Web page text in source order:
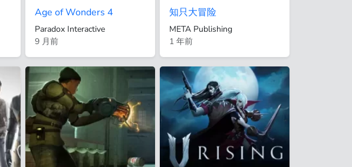
Age of Wonders 4
Paradox Interactive
9 月前
知只大冒险
META Publishing
1 年前